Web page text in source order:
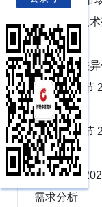
1、技
行业的影响
2、差
第二节
业产量分析
第三节
析
一、
需求分析